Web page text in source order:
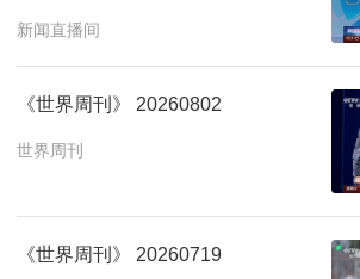
新闻直播间
《世界周刊》 20260802
世界周刊
《世界周刊》 20260719